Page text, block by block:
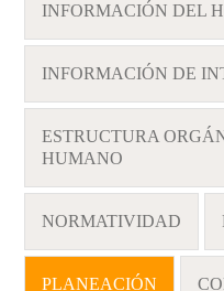
INFORMACIÓN DEL
INFORMACIÓN DE
ESTRUCTURA
HUMANO
NORMATIVIDAD
PLANEACIÓN